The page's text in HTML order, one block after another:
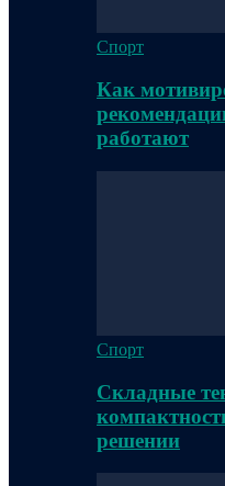
Спорт
Как
работают
Спорт
Складные
решении